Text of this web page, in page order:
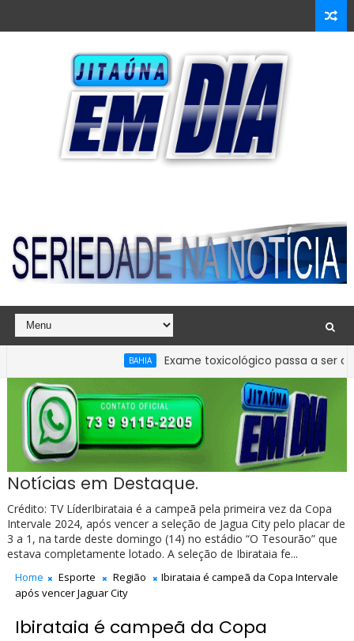
Exame toxicológico passa a ser
apurar quadro de pessoal da Câmara de Ibirataia
Notícias em Destaque.
Crédito: TV LíderIbirataia é a campeã pela primeira vez da Copa
Intervale 2024, após vencer a seleção de Jagua City pelo placar de
3 a 1, na tarde deste domingo (14) no estádio “O Tesourão” que
estava completamente lotado. A seleção de Ibirataia fe...
Home Esporte Região
Ibirataia é campeã da Copa Intervale
após vencer Jaguar City
Ibirataia é campeã da Copa